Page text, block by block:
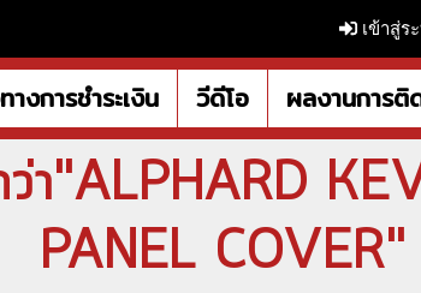
เข้าสู่ร
างการชำระเงิน วีดีโอ ผลงานการติ
า"ALPHARD
PANEL COVER"